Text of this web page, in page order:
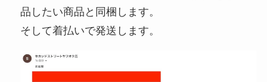
品したい商品と同梱します。
そして着払いで発送します。